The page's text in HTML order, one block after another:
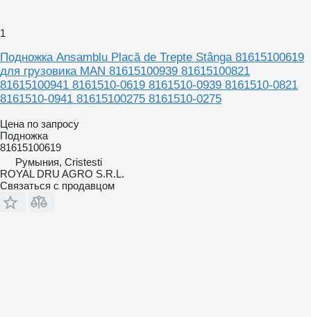
1
Подножка Ansamblu Placă de Trepte Stânga 81615100619
для грузовика MAN 81615100939 81615100821
81615100941 8161510-0619 8161510-0939 8161510-0821
8161510-0941 81615100275 8161510-0275
Цена по запросу
Подножка
81615100619
Румыния, Cristesti
ROYAL DRU AGRO S.R.L.
Связаться с продавцом